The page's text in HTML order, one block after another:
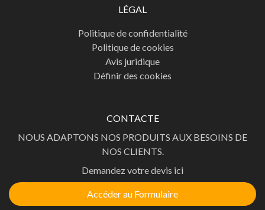
LÉGAL
Politique de confidentialité
Politique de cookies
Avis juridique
Définir des cookies
CONTACTE
NOUS ADAPTONS NOS PRODUITS AUX BESOINS DE
NOS CLIENTS.
Demandez votre devis ici
Accéder au Formulaire